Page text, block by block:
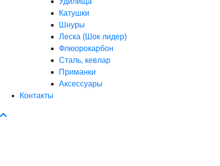
Катушки
Шнуры
Леска (Шок лидер)
Флюорокарбон
Сталь, кевлар
Приманки
Аксессуары
Контакты